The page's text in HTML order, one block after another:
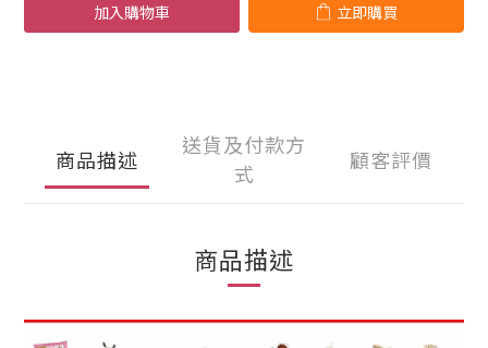
加入購物車 立即購買
商品描述
送貨及付款方
式
顧客評價
商品描述